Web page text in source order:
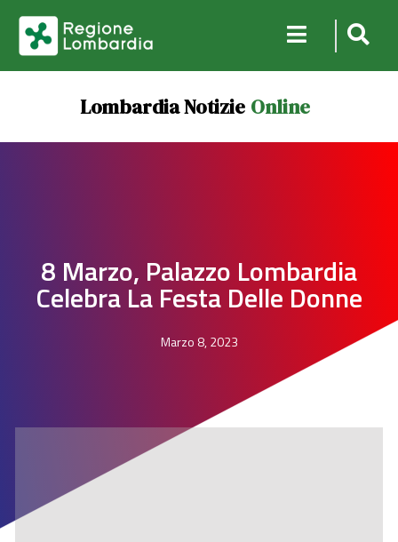
Lombardia Notizie Online
8 Marzo, Palazzo Lombardia
Celebra La Festa Delle Donne
Marzo 8, 2023